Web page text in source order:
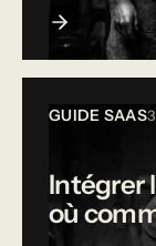
GUIDE SAAS
Intégrer
où